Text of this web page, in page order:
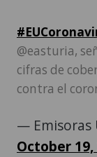
@easturia,
cifras de
contra el
— Emisoras
October 19,